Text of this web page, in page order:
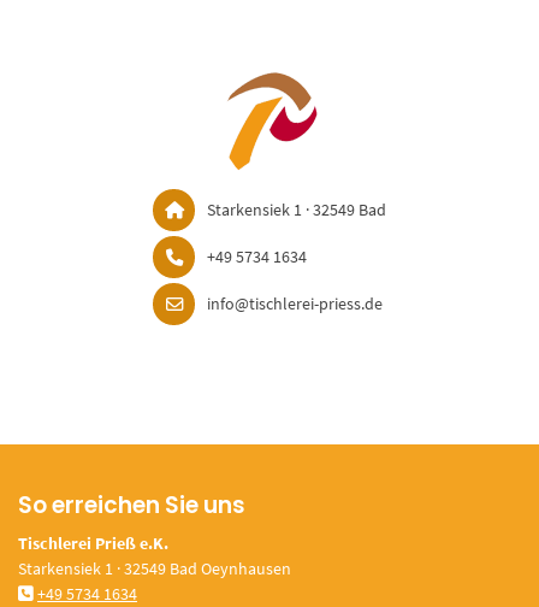
Starkensiek 1 · 32549 Bad
+49 5734 1634
info@tischlerei-priess.de
So erreichen Sie uns
Tischlerei Prieß e.K.
Starkensiek 1 · 32549 Bad Oeynhausen
+49 5734 1634